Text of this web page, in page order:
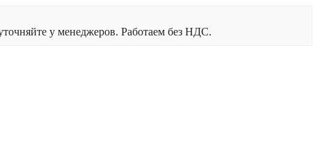
у менеджеров. Работаем без НДС.